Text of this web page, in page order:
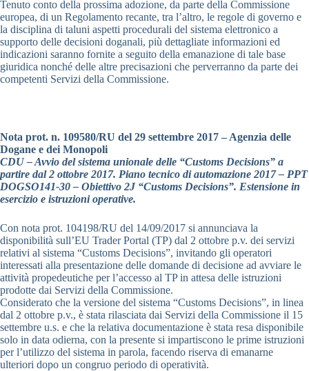
Tenuto conto della prossima adozione, da parte della Commissione
europea, di un Regolamento recante, tra l’altro, le regole di governo e
la disciplina di taluni aspetti procedurali del sistema elettronico a
supporto delle decisioni doganali, più dettagliate informazioni ed
indicazioni saranno fornite a seguito della emanazione di tale base
giuridica nonché delle altre precisazioni che perverranno da parte dei
competenti Servizi della Commissione.
Nota prot. n. 109580/RU del 29 settembre 2017 – Agenzia delle
Dogane e dei Monopoli
CDU – Avvio del sistema unionale delle “Customs Decisions” a
partire dal 2 ottobre 2017. Piano tecnico di automazione 2017 – PPT
DOGSO141-30 – Obiettivo 2J “Customs Decisions”. Estensione in
esercizio e istruzioni operative.
Con nota prot. 104198/RU del 14/09/2017 si annunciava la
disponibilità sull’EU Trader Portal (TP) dal 2 ottobre p.v. dei servizi
relativi al sistema “Customs Decisions”, invitando gli operatori
interessati alla presentazione delle domande di decisione ad avviare le
attività propedeutiche per l’accesso al TP in attesa delle istruzioni
prodotte dai Servizi della Commissione.
Considerato che la versione del sistema “Customs Decisions”, in linea
dal 2 ottobre p.v., è stata rilasciata dai Servizi della Commissione il 15
settembre u.s. e che la relativa documentazione è stata resa disponibile
solo in data odierna, con la presente si impartiscono le prime istruzioni
per l’utilizzo del sistema in parola, facendo riserva di emanarne
ulteriori dopo un congruo periodo di operatività.